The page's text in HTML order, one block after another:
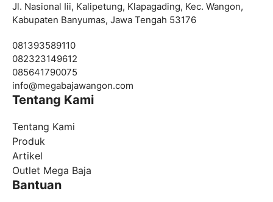
Jl. Nasional Iii, Kalipetung, Klapagading, Kec. Wangon,
Kabupaten Banyumas, Jawa Tengah 53176
081393589110
082323149612
085641790075
info@megabajawangon.com
Tentang Kami
Tentang Kami
Produk
Artikel
Outlet Mega Baja
Bantuan